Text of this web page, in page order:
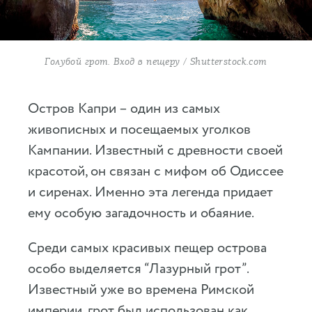
Голубой грот. Вход в пещеру / Shutterstock.com
Остров Капри – один из самых
живописных и посещаемых уголков
Кампании. Известный с древности своей
красотой, он связан с мифом об Одиссее
и сиренах. Именно эта легенда придает
ему особую загадочность и обаяние.
Среди самых красивых пещер острова
особо выделяется “Лазурный грот”.
Известный уже во времена Римской